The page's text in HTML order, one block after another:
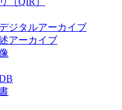
ジタルアーカイブ
アーカイブ